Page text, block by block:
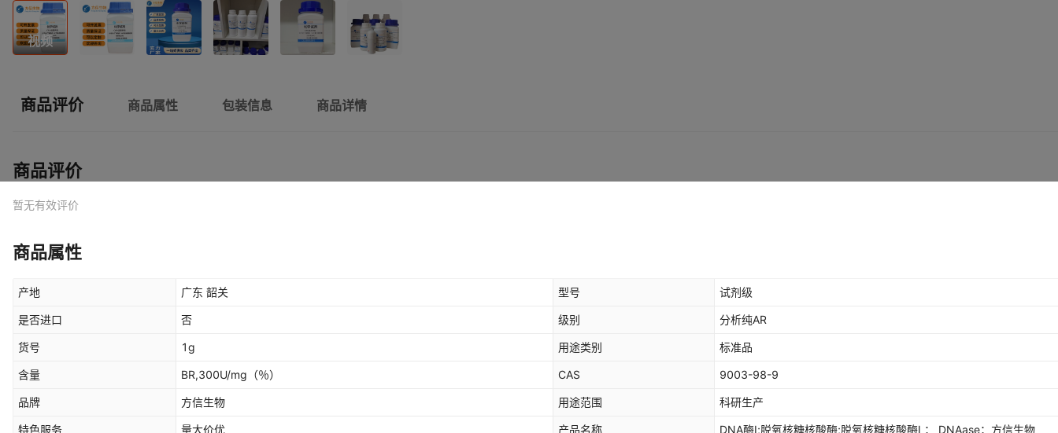
视频
商品评价 商品属性 包装信息 商品详情
商品评价
暂无有效评价
商品属性
产地 广东 韶关 型号 试剂级
是否进口 否 级别 分析纯AR
货号 1g 用途类别 标准品
含量 BR,300U/mg （％） CAS 9003-98-9
品牌 方信生物 用途范围 科研生产
特色服务 量大价优 产品名称 DNA酶I;脱氧核糖核酸酶;脱氧核糖核酸酶I ； DNAase；方信生物